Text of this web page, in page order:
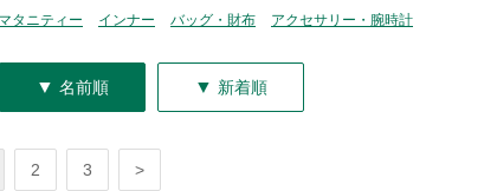
タニティー インナー バッグ・財布 アクセサリー・腕時計
▼ 名前順 ▼ 新着順
2 3 >